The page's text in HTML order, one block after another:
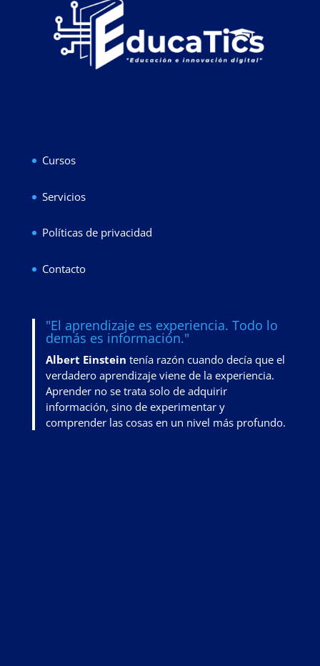
Cursos
Servicios
Políticas de privacidad
Contacto
"El aprendizaje es experiencia. Todo lo
demás es información."
Albert Einstein tenía razón cuando decía que el
verdadero aprendizaje viene de la experiencia.
Aprender no se trata solo de adquirir
información, sino de experimentar y
comprender las cosas en un nivel más profundo.